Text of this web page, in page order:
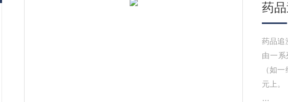
药
药品追
由一
（如
元上。